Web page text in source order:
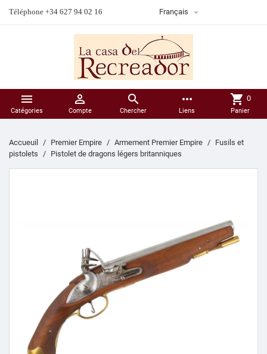
Téléphone +34 627 94 02 16 Français 

Catégories

Compte

Chercher
more_horiz
Liens
shopping_cart 0
Panier
Accueuil Premier Empire Armement Premier Empire
Fusils et
pistolets
Pistolet de dragons légers britanniques